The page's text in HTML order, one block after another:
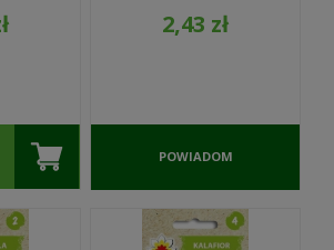
2,43 zł
POWIADOM
DOSTĘPNOŚCI